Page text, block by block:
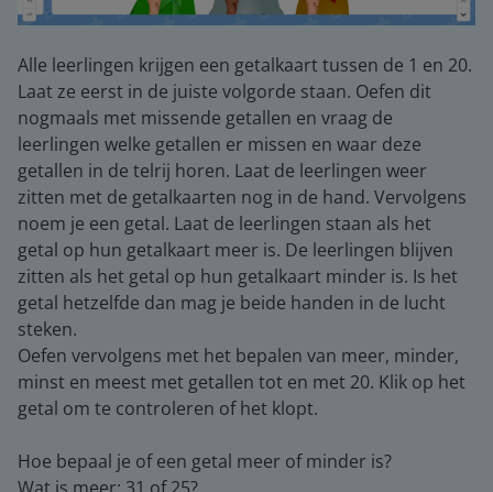
Alle leerlingen krijgen een getalkaart tussen de 1 en 20.
Laat ze eerst in de juiste volgorde staan. Oefen dit
nogmaals met missende getallen en vraag de
leerlingen welke getallen er missen en waar deze
getallen in de telrij horen. Laat de leerlingen weer
zitten met de getalkaarten nog in de hand. Vervolgens
noem je een getal. Laat de leerlingen staan als het
getal op hun getalkaart meer is. De leerlingen blijven
zitten als het getal op hun getalkaart minder is. Is het
getal hetzelfde dan mag je beide handen in de lucht
steken.
Oefen vervolgens met het bepalen van meer, minder,
minst en meest met getallen tot en met 20. Klik op het
getal om te controleren of het klopt.
Hoe bepaal je of een getal meer of minder is?